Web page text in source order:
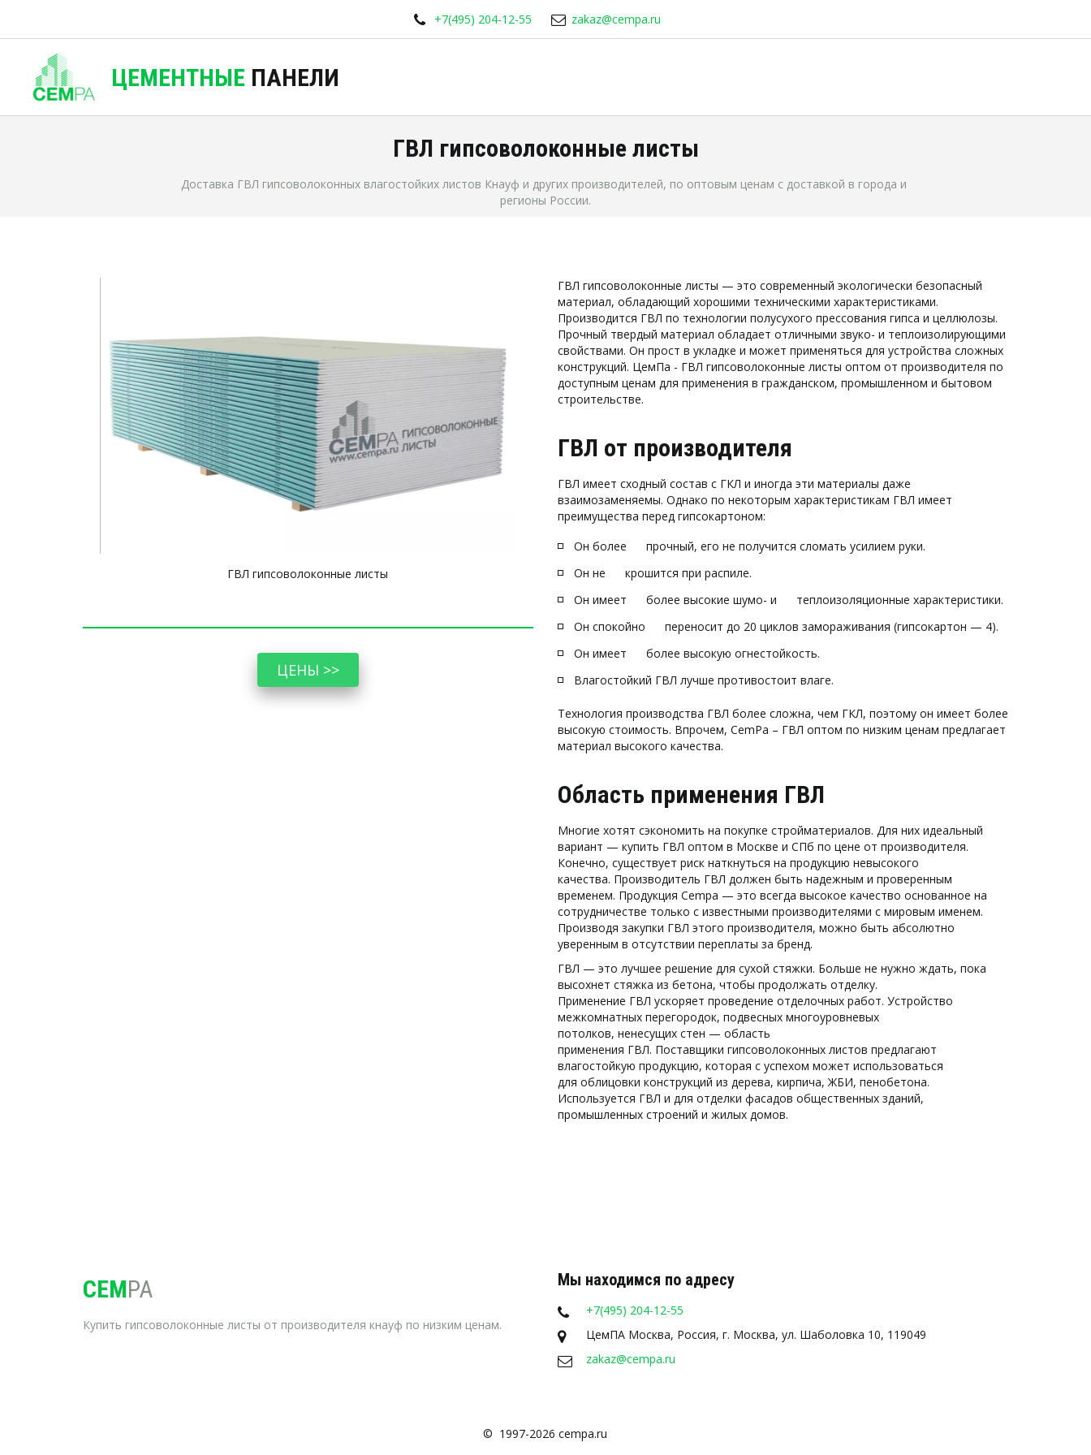
+7(495) 204-12-55 zakaz@cempa.ru
ЦЕМЕНТНЫЕ ПАНЕЛИ
ГВЛ гипсоволоконные листы
Доставка ГВЛ гипсоволоконных влагостойких листов Кнауф и других производителей, по оптовым ценам с доставкой в города и
регионы России.
ГВЛ гипсоволоконные листы
ЦЕНЫ >>
ГВЛ гипсоволоконные листы — это современный экологически безопасный
материал, обладающий хорошими техническими характеристиками.
Производится ГВЛ по технологии полусухого прессования гипса и целлюлозы.
Прочный твердый материал обладает отличными звуко- и теплоизолирующими
свойствами. Он прост в укладке и может применяться для устройства сложных
конструкций. ЦемПа - ГВЛ гипсоволоконные листы оптом от производителя по
доступным ценам для применения в гражданском, промышленном и бытовом
строительстве.
ГВЛ от производителя
ГВЛ имеет сходный состав с ГКЛ и иногда эти материалы даже
взаимозаменяемы. Однако по некоторым характеристикам ГВЛ имеет
преимущества перед гипсокартоном:
Он более      прочный, его не получится сломать усилием руки.
Он не      крошится при распиле.
Он имеет      более высокие шумо- и      теплоизоляционные характеристики.
Он спокойно      переносит до 20 циклов замораживания (гипсокартон — 4).
Он имеет      более высокую огнестойкость.
Влагостойкий ГВЛ лучше противостоит влаге.
Технология производства ГВЛ более сложна, чем ГКЛ, поэтому он имеет более
высокую стоимость. Впрочем, CemPa – ГВЛ оптом по низким ценам предлагает
материал высокого качества.
Область применения ГВЛ
Многие хотят сэкономить на покупке стройматериалов. Для них идеальный
вариант — купить ГВЛ оптом в Москве и СПб по цене от производителя.
Конечно, существует риск наткнуться на продукцию невысокого
качества. Производитель ГВЛ должен быть надежным и проверенным
временем. Продукция Cempa — это всегда высокое качество основанное на
сотрудничестве только с известными производителями с мировым именем.
Производя закупки ГВЛ этого производителя, можно быть абсолютно
уверенным в отсутствии переплаты за бренд.
ГВЛ — это лучшее решение для сухой стяжки. Больше не нужно ждать, пока
высохнет стяжка из бетона, чтобы продолжать отделку.
Применение ГВЛ ускоряет проведение отделочных работ. Устройство
межкомнатных перегородок, подвесных многоуровневых
потолков, ненесущих стен — область
применения ГВЛ. Поставщики гипсоволоконных листов предлагают
влагостойкую продукцию, которая с успехом может использоваться
для облицовки конструкций из дерева, кирпича, ЖБИ, пенобетона.
Используется ГВЛ и для отделки фасадов общественных зданий,
промышленных строений и жилых домов.
CEMPA
Купить гипсоволоконные листы от производителя кнауф по низким ценам.
Мы находимся по адресу
+7(495) 204-12-55
ЦемПА Москва, Россия, г. Москва, ул. Шаболовка 10, 119049
zakaz@cempa.ru
©  1997-2026 cempa.ru